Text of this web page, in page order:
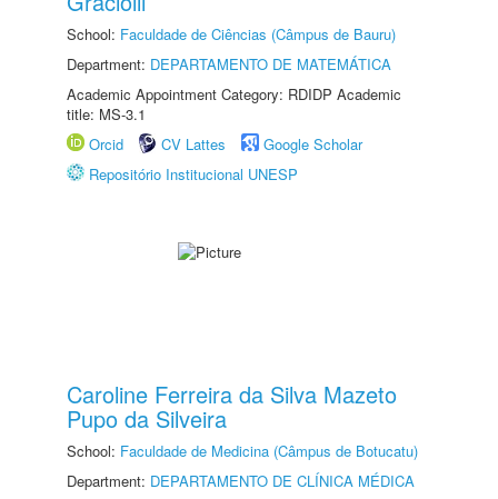
School: Faculdade de Ciências (Câmpus de Bauru)
Department: DEPARTAMENTO DE MATEMÁTICA
Academic Appointment Category: RDIDP Academic
title: MS-3.1
Orcid
CV Lattes
Google Scholar
Repositório Institucional UNESP
Caroline Ferreira da Silva Mazeto
Pupo da Silveira
School: Faculdade de Medicina (Câmpus de Botucatu)
Department: DEPARTAMENTO DE CLÍNICA MÉDICA